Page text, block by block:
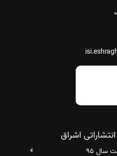
اشراق
سال 95